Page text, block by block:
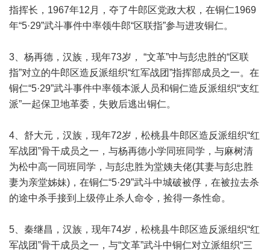
指挥长，1967年12月，夺了牛郎区党政大权，在铜仁1969
年“5·29”武斗事件中率领牛郎“区联指”参与进攻铜仁。
3、杨再德，汉族，现年73岁， “文革”中与彭忠胜的“区联
指”对立的牛郎区造反派组织“红军战团”指挥部成员之一。在
铜仁“5·29”武斗事件中率领本派人员和铜仁造反派组织“支红
派”一起保卫地革委，失败后逃出铜仁。
4、舒大元，汉族，现年72岁，松桃县牛郎区造反派组织“红
军战团”骨干成员之一，与杨再德小学同班同学，与麻树清
为松中高一同班同学，与彭忠胜为堂姨夫佬(其妻与彭忠胜
妻为亲堂姊妹)，在铜仁“5·29”武斗中城破被俘，在被拉去杀
的途中杀手接到上级停止杀人命令，捡得一条性命。
5、秦继昌，汉族，现年74岁，松桃县牛郎区造反派组织“红
军战团”骨干成员之一，与“文革”武斗中铜仁对立派组织“三